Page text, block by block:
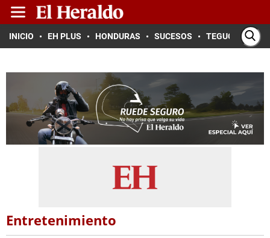
INICIO EH PLUS HONDURAS SUCESOS TEGUCIGALPA
Entretenimiento